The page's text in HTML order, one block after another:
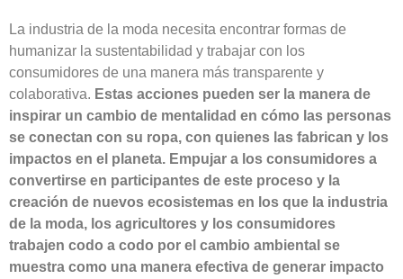
La industria de la moda necesita encontrar formas de
humanizar la sustentabilidad y trabajar con los
consumidores de una manera más transparente y
colaborativa. Estas acciones pueden ser la manera de
inspirar un cambio de mentalidad en cómo las personas
se conectan con su ropa, con quienes las fabrican y los
impactos en el planeta. Empujar a los consumidores a
convertirse en participantes de este proceso y la
creación de nuevos ecosistemas en los que la industria
de la moda, los agricultores y los consumidores
trabajen codo a codo por el cambio ambiental se
muestra como una manera efectiva de generar impacto